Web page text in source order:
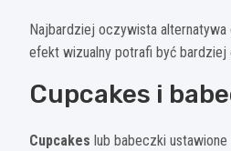
Najbardziej oczywista alternatywa
efekt wizualny potrafi być
Cupcakes i
Cupcakes lub babeczki